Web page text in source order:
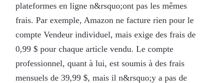
plateformes en ligne n&rsquo;ont pas les mêmes
frais. Par exemple, Amazon ne facture rien pour le
compte Vendeur individuel, mais exige des frais de
0,99 $ pour chaque article vendu. Le compte
professionnel, quant à lui, est soumis à des frais
mensuels de 39,99 $, mais il n&rsquo;y a pas de